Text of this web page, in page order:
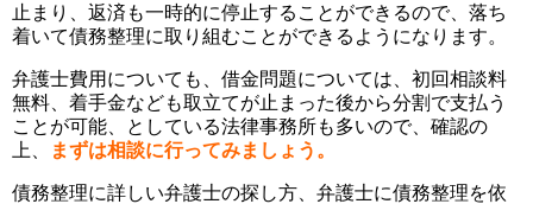
止まり、返済も一時的に停止することができるので、落ち
着いて債務整理に取り組むことができるようになります。
弁護士費用についても、借金問題については、初回相談料
無料、着手金なども取立てが止まった後から分割で支払う
ことが可能、としている法律事務所も多いので、確認の
上、
まずは相談に行ってみましょう。
債務整理に詳しい弁護士の探し方、弁護士に債務整理を依